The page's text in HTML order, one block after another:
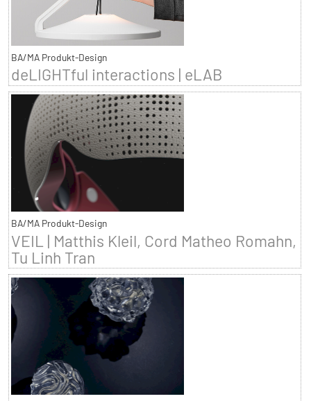
BA/MA Produkt-Design
deLIGHTful interactions | eLAB
BA/MA Produkt-Design
VEIL | Matthis Kleil, Cord Matheo Romahn,
Tu Linh Tran